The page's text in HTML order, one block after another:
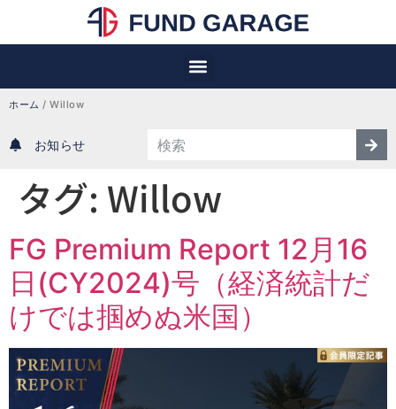
ホーム / Willow
お知らせ
タグ: Willow
FG Premium Report 12月16
日(CY2024)号（経済統計だ
けでは掴めぬ米国）